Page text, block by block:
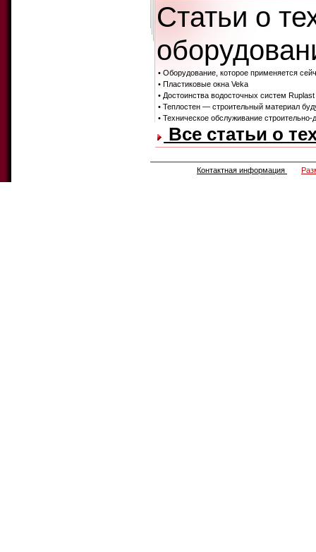
Статьи о
• Оборудование, которое применяется
• Пластиковые окна Veka
• Достоинства водосточных систем Ruplast
• Теплостен — строительный материал
• Техническое обслуживание строительно-
Все статьи о
Контактная информация